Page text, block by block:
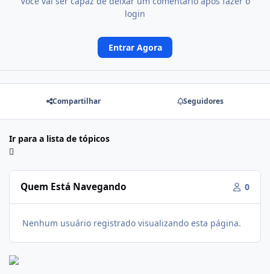
login
Entrar Agora
Compartilhar Seguidores
Ir para a lista de tópicos
Quem Está Navegando 0
Nenhum usuário registrado visualizando esta página.